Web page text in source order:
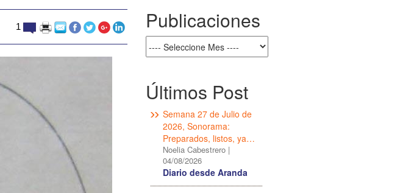
1 Publicaciones
Últimos Post
Semana 27 de Julio de
2026, Sonorama:
Preparados, listos, ya…
Noelia Cabestrero|
04/08/2026
Diario desde Aranda